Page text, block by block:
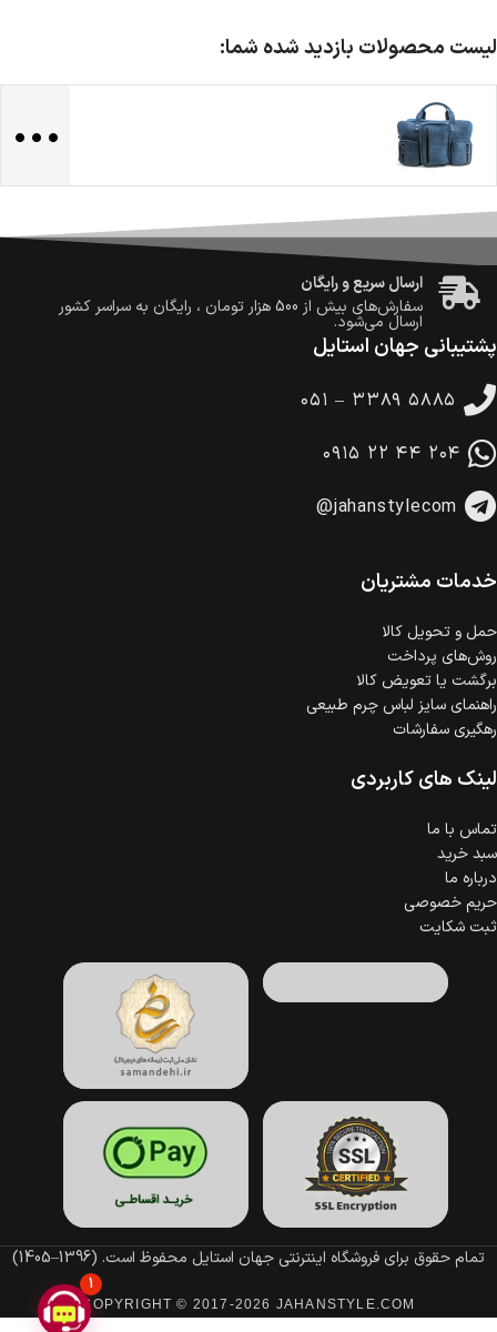
لیست محصولات بازدید شده شما:
...
ضمانت اصالت کالا
گارانتی معتبر برای تمامی محصولات ارائه می‌شود.
ارسال سریع و رایگان
سفارش‌های بیش از 500 هزار تومان ، رایگان به سراسر کشور
ارسال می‌شود.
ضمانت بازگشت کالا
در هنگام خرید محصول، امکان انتخاب پرداخت در محل
وجود دارد.
خرید اقساطی با شرایط آسان و بدون ضامن امکان‌پذیر
است.
گارانتی معتبر برای تمامی محصولات ارائه می‌شود.
پشتیبانی جهان استایل
۰۵۱ – ۳۳۸۹ ۵۸۸۵
۰۹۱۵ ۲۲ ۴۴ ۲۰۴
@jahanstylecom
خدمات مشتریان
حمل‌ و تحویل کالا
روش‌های پرداخت
برگشت یا تعویض کالا
راهنمای سایز لباس چرم طبیعی
رهگیری سفارشات
لینک های کاربردی
تماس با ما
سبد خرید
درباره ما
حریم خصوصی
ثبت شکایت
تمام حقوق برای فروشگاه اینترنتی جهان استایل محفوظ است. (1396–1405)
COPYRIGHT © 2017-2026 JAHANSTYLE.COM
1